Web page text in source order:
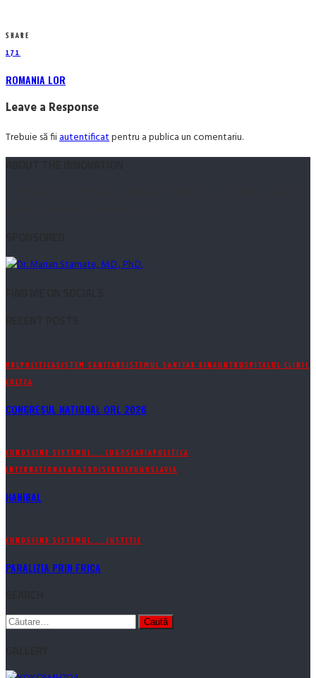
SHARE
171
ROMANIA LOR
Leave a Response
Trebuie să fiiautentificatpentru a publica un comentariu.
ORLPOLITICASISTEM SANITAR SISTEMUL SANITAR DINAUNTRU SPITALUL CLINIC
COLTEA
CONGRESUL NATIONAL ORL 2026
CUNOSCIND SISTEMUL.... IUGOSLAVIAPOLITICA
INTERNATIONALARAZBOI SERBIAYUGOSLAVIA
HANIBAL
CUNOSCIND SISTEMUL.... JUSTITIE
PARALIZIA PRIN FRICA
Caută